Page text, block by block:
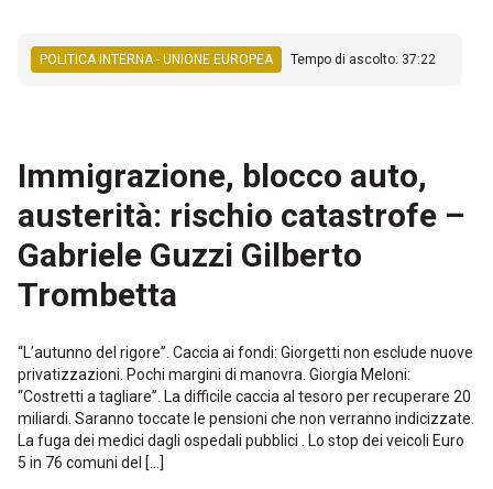
POLITICA INTERNA - UNIONE EUROPEA Tempo di ascolto: 37:22
Immigrazione, blocco auto,
austerità: rischio catastrofe –
Gabriele Guzzi Gilberto
Trombetta
“L’autunno del rigore”. Caccia ai fondi: Giorgetti non esclude nuove
privatizzazioni. Pochi margini di manovra. Giorgia Meloni:
“Costretti a tagliare”. La difficile caccia al tesoro per recuperare 20
miliardi. Saranno toccate le pensioni che non verranno indicizzate.
La fuga dei medici dagli ospedali pubblici . Lo stop dei veicoli Euro
5 in 76 comuni del […]